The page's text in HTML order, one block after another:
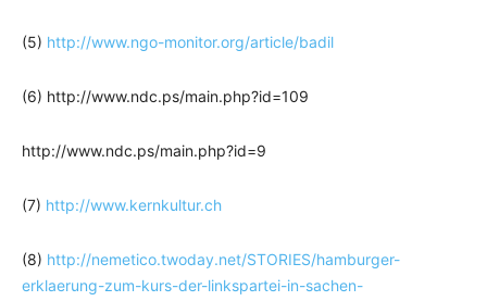
(5) http://www.ngo-monitor.org/article/badil
(6) http://www.ndc.ps/main.php?id=109
http://www.ndc.ps/main.php?id=9
(7) http://www.kernkultur.ch
(8) http://nemetico.twoday.net/STORIES/hamburger-
erklaerung-zum-kurs-der-linkspartei-in-sachen-